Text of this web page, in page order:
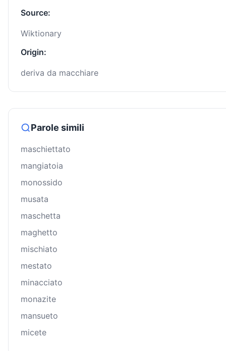
Source:
Wiktionary
Origin:
deriva da macchiare
Parole simili
maschiettato
mangiatoia
monossido
musata
maschetta
maghetto
mischiato
mestato
minacciato
monazite
mansueto
micete